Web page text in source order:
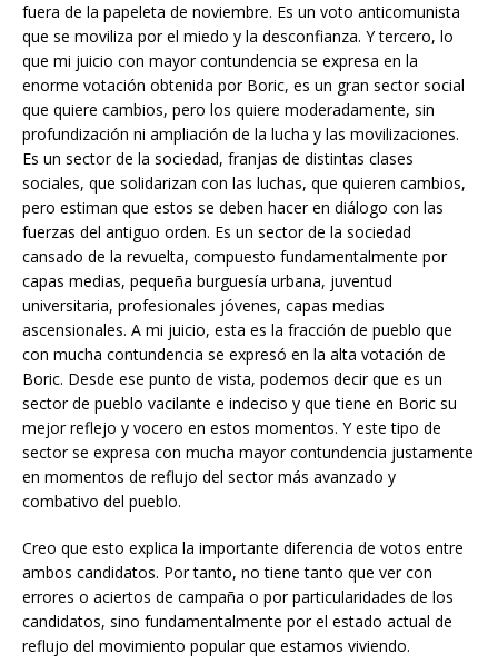
fuera de la papeleta de noviembre. Es un voto anticomunista
que se moviliza por el miedo y la desconfianza. Y tercero, lo
que mi juicio con mayor contundencia se expresa en la
enorme votación obtenida por Boric, es un gran sector social
que quiere cambios, pero los quiere moderadamente, sin
profundización ni ampliación de la lucha y las movilizaciones.
Es un sector de la sociedad, franjas de distintas clases
sociales, que solidarizan con las luchas, que quieren cambios,
pero estiman que estos se deben hacer en diálogo con las
fuerzas del antiguo orden. Es un sector de la sociedad
cansado de la revuelta, compuesto fundamentalmente por
capas medias, pequeña burguesía urbana, juventud
universitaria, profesionales jóvenes, capas medias
ascensionales. A mi juicio, esta es la fracción de pueblo que
con mucha contundencia se expresó en la alta votación de
Boric. Desde ese punto de vista, podemos decir que es un
sector de pueblo vacilante e indeciso y que tiene en Boric su
mejor reflejo y vocero en estos momentos. Y este tipo de
sector se expresa con mucha mayor contundencia justamente
en momentos de reflujo del sector más avanzado y
combativo del pueblo.
Creo que esto explica la importante diferencia de votos entre
ambos candidatos. Por tanto, no tiene tanto que ver con
errores o aciertos de campaña o por particularidades de los
candidatos, sino fundamentalmente por el estado actual de
reflujo del movimiento popular que estamos viviendo.